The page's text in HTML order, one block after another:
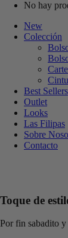
No hay
New
Colección
Best Sellers
Outlet
Looks
Las Filipas
Sobre
Contacto
Toque de
Por fin sabadito y